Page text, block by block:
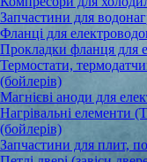
Запчастини для
Фланці для
Прокладки фланця для
Термостати,
(бойлерів)
Магнієві аноди для
Нагрівальні елементи
(бойлерів)
Запчастини для плит,